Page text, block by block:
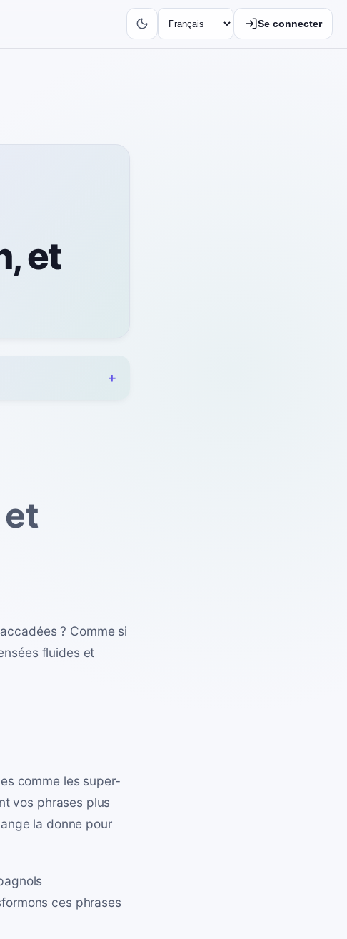
Se connecter
et
? Comme si
fluides et
comme les super-
vos phrases plus
la donne pour
ces phrases